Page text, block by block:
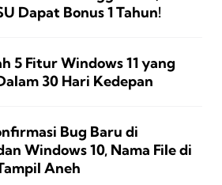
Dapat Bonus 1 Tahun!
5 Fitur Windows 11 yang
30 Hari Kedepan
Bug Baru di
Windows 10, Nama File di
Aneh